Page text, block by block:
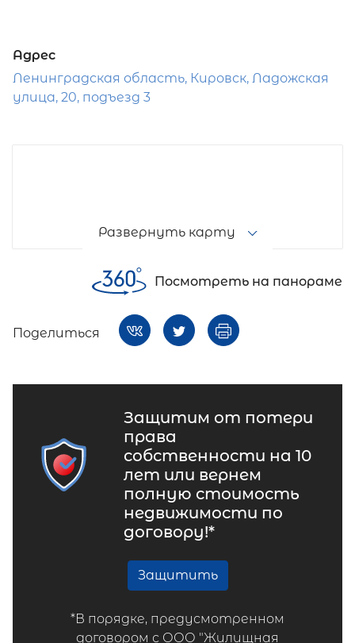
Адрес
Ленинградская область, Кировск, Ладожская
улица, 20, подъезд 3
Развернуть карту
Посмотреть на панораме
Поделиться
Защитим от потери
права
собственности на 10
лет или вернем
полную стоимость
недвижимости по
договору!*
Защитить
*В порядке, предусмотренном
договором с ООО "Жилищная